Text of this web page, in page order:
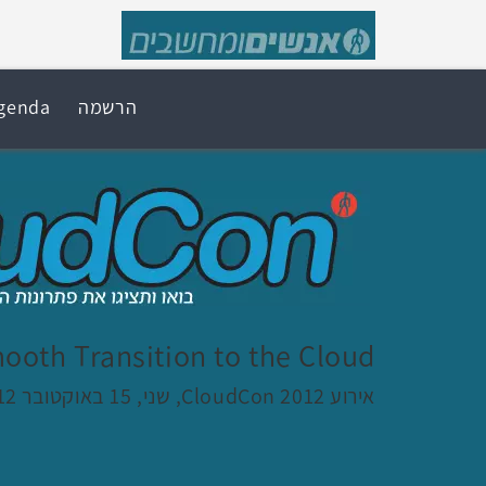
הרשמה
Transition to the Cloud.
אירוע CloudCon 2012, שני, 15 באוקטובר 2012, 11:10